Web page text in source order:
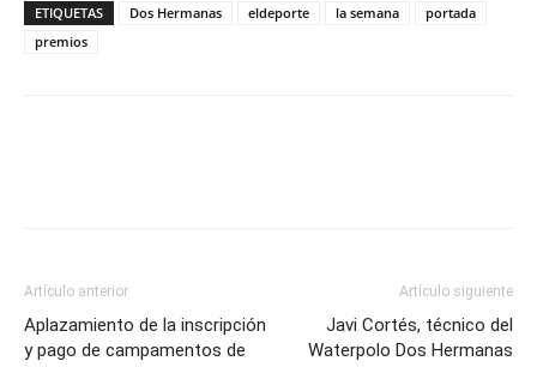
ETIQUETAS Dos Hermanas eldeporte la semana
portada
premios
Artículo anterior
Aplazamiento de la inscripción
y pago de campamentos de
Artículo siguiente
Javi Cortés, técnico del
Waterpolo Dos Hermanas